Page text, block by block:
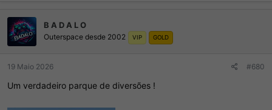
B A D A L O
Outerspace desde 2002 VIP GOLD
19 Maio 2026 #680
Um verdadeiro parque de diversões !